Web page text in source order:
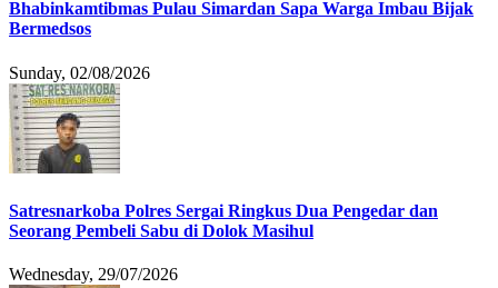
Bhabinkamtibmas Pulau Simardan Sapa Warga Imbau Bijak
Bermedsos
Sunday, 02/08/2026
Satresnarkoba Polres Sergai Ringkus Dua Pengedar dan
Seorang Pembeli Sabu di Dolok Masihul
Wednesday, 29/07/2026